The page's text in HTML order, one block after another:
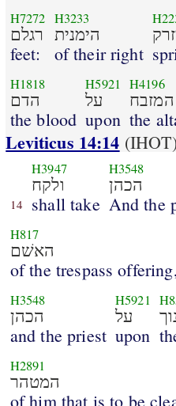
H7272
רגלם
feet:
H3233
הימנית
of their right
H1818
הדם
the blood
H5921
על
upon
H4196
המזבח
the
Leviticus 14:14
14
H3947
ולקח
shall take
H3548
הכהן
And the
H817
האשׁם
of the trespass
H3548
הכהן
and the priest
H5921
על
upon
H2891
המטהר
of him that is to be